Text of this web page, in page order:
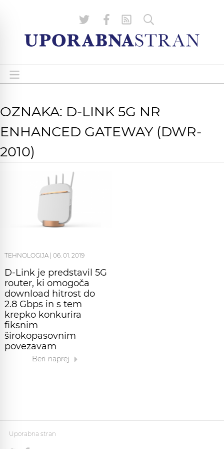
OZNAKA: D-LINK 5G NR
ENHANCED GATEWAY (DWR-
2010)
TEHNOLOGIJA 06. 01. 2019
D-Link je predstavil 5G
router, ki omogoča
download hitrost do
2.8 Gbps in s tem
krepko konkurira
fiksnim
širokopasovnim
povezavam
Beri naprej
Uporabna stran